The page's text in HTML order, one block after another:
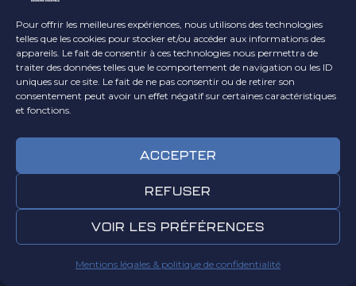
Pour offrir les meilleures expériences, nous utilisons des technologies
telles que les cookies pour stocker et/ou accéder aux informations des
appareils. Le fait de consentir à ces technologies nous permettra de
traiter des données telles que le comportement de navigation ou les ID
uniques sur ce site. Le fait de ne pas consentir ou de retirer son
consentement peut avoir un effet négatif sur certaines caractéristiques
et fonctions.
ACCEPTER
REFUSER
VOIR LES PRÉFÉRENCES
Mentions légales & politique de confidentialité
ACTUALITÉS
FAN ZONE
BÉNÉVOLES
IMPLANTATION / CONTACT
Le club
partenaires